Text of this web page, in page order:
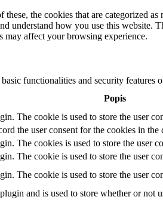
the cookies that are categorized as
understand how you use this
may affect your browsing experience.
functionalities and security features
Popis
The cookie is used to store the user
the user consent for the cookies in
The cookies is used to store the user
The cookie is used to store the user
The cookie is used to store the user
and is used to store whether or not